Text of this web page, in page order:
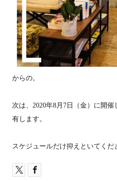
からの。
次は、2020年8月7日（金）に開
有します。
スケジュールだけ抑えといてくだ